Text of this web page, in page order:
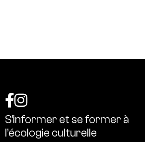
S’informer et se former à
l’écologie culturelle